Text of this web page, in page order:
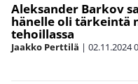
Aleksander Barkov
hänelle oli tärkeintä
tehoillassa
Jaakko Perttilä | 02.11.2024